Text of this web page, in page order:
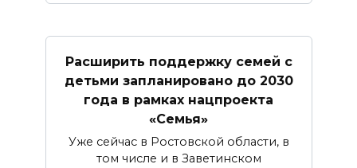
Расширить поддержку семей с
детьми запланировано до 2030
года в рамках нацпроекта
«Семья»
Уже сейчас в Ростовской области, в
том числе и в Заветинском